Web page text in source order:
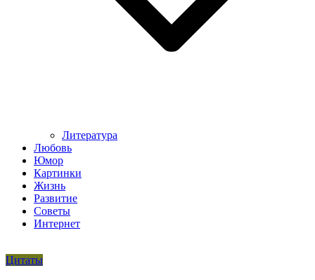
Литература
Любовь
Юмор
Картинки
Жизнь
Развитие
Советы
Интернет
Цитаты